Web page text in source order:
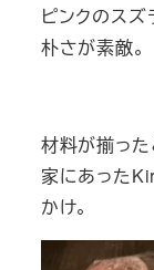
ピンクのス
朴さが素敵。
材料が揃った
家にあった
かけ。